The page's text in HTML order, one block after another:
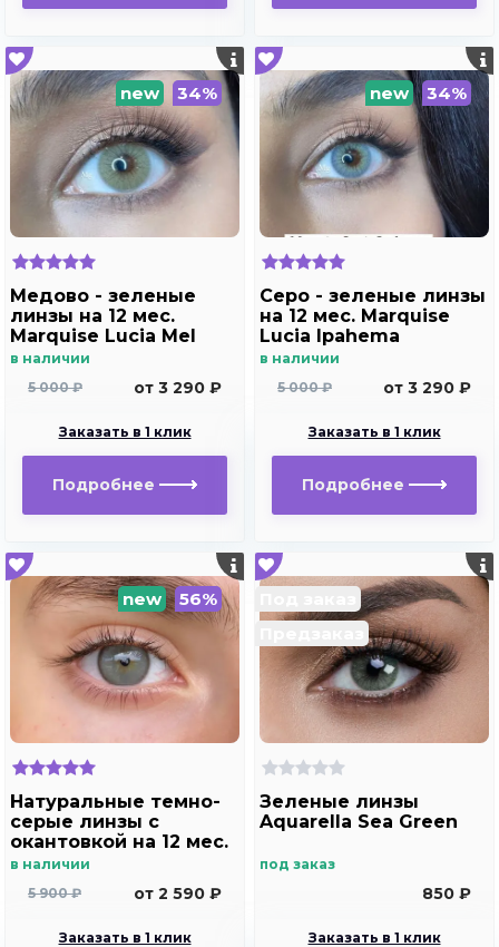
new 34%
Медово - зеленые
линзы на 12 мес.
Marquise Lucia Mel
в наличии
5 000 ₽
от 3 290 ₽
Заказать в 1 клик
Подробнее
new 34%
Серо - зеленые линзы
на 12 мес. Marquise
Lucia Ipahema
в наличии
5 000 ₽
от 3 290 ₽
Заказать в 1 клик
Подробнее
new 56%
Натуральные темно-
серые линзы c
окантовкой на 12 мес.
Marquise essvase gray
в наличии
5 900 ₽
от 2 590 ₽
Заказать в 1 клик
Зеленые линзы
Aquarella Sea Green
под заказ
850 ₽
Заказать в 1 клик